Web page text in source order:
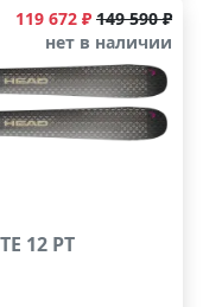
119 672 ₽ 149 590 ₽
нет в наличии
12 PT